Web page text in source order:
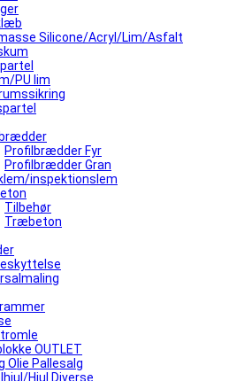
Silicone/Acryl/Lim/Asfalt
PU lim
Profilbrædder Fyr
Profilbrædder Gran
inspektionslem
Tilbehør
Træbeton
OUTLET
Olie Pallesalg
Hjul Diverse